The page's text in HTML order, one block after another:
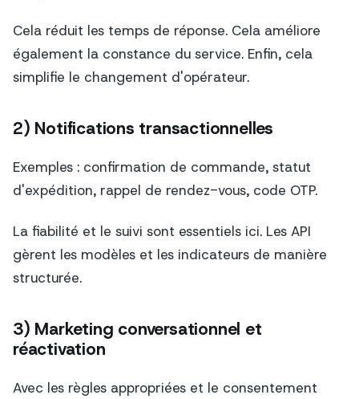
Cela réduit les temps de réponse. Cela améliore
également la constance du service. Enfin, cela
simplifie le changement d'opérateur.
2) Notifications transactionnelles
Exemples : confirmation de commande, statut
d'expédition, rappel de rendez-vous, code OTP.
La fiabilité et le suivi sont essentiels ici. Les API
gèrent les modèles et les indicateurs de manière
structurée.
3) Marketing conversationnel et
réactivation
Avec les règles appropriées et le consentement